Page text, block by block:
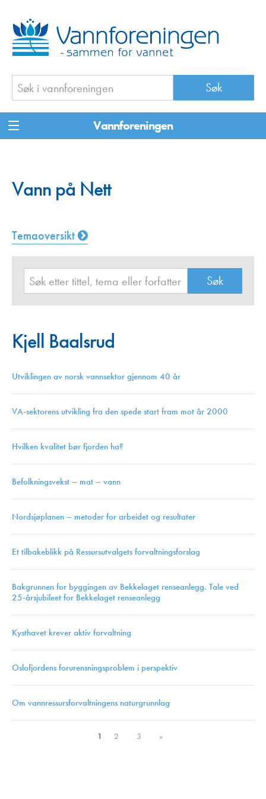
Vannforeningen
Vann på Nett
Temaoversikt
Kjell Baalsrud
Utviklingen av norsk vannsektor gjennom 40 år
VA-sektorens utvikling fra den spede start fram mot år 2000
Hvilken kvalitet bør fjorden ha?
Befolkningsvekst – mat – vann
Nordsjøplanen – metoder for arbeidet og resultater
Et tilbakeblikk på Ressursutvalgets forvaltningsforslag
Bakgrunnen for byggingen av Bekkelaget renseanlegg. Tale ved
25-årsjubileet for Bekkelaget renseanlegg
Kysthavet krever aktiv forvaltning
Oslofjordens forurensningsproblem i perspektiv
Om vannressursforvaltningens naturgrunnlag
1 2 3 »